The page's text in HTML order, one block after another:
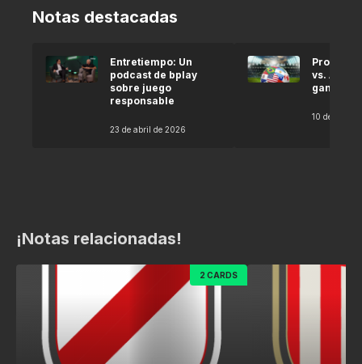
Notas destacadas
Entretiempo: Un
podcast de bplay
sobre juego
responsable
23 de abril de 2026
vs.
gana
10 de abril
¡Notas relacionadas!
2 CARDS